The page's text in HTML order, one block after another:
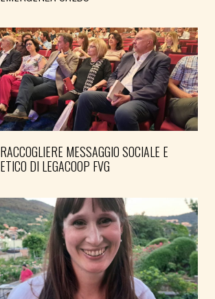
RACCOGLIERE MESSAGGIO SOCIALE E
ETICO DI LEGACOOP FVG